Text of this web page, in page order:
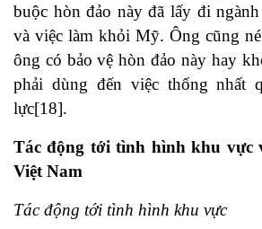
buộc hòn đảo này đã lấy đi
và việc làm khỏi Mỹ. Ông cũng
ông có bảo vệ hòn đảo này hay
phải dùng đến việc thống nhất
lực[18].
Tác động tới tình hình khu vực
Việt Nam
Tác động tới tình hình khu vực